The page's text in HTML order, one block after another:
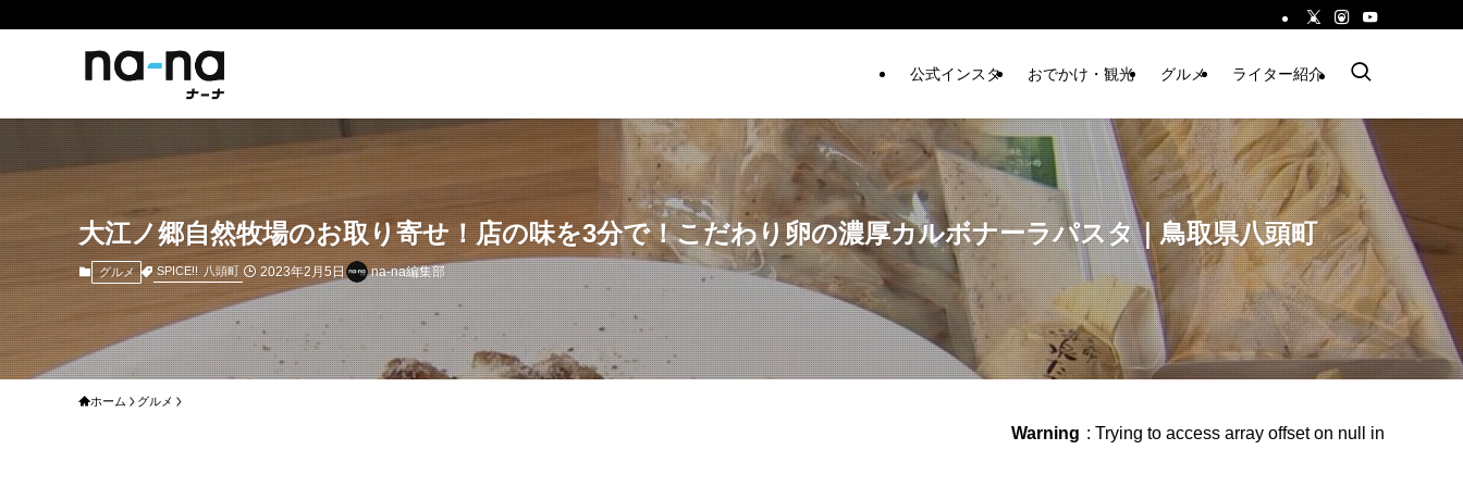
公式インスタ おでかけ・観光 グルメ ライター紹介
大江ノ郷自然牧場のお取り寄せ！店の味を3分で！こだわり卵の濃厚カルボナーラパスタ｜鳥取県八頭町
グルメ SPICE!! 八頭町 2023年2月5日 na-na編集部
ホーム グルメ
Warning : Trying to access array offset on null in